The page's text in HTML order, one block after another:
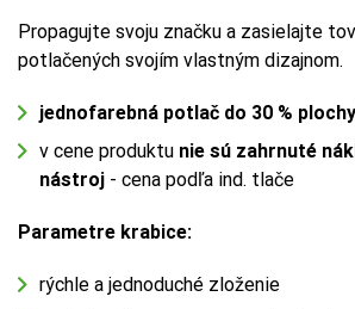
Propagujte svoju značku a zasielajte
potlačených svojím vlastným dizajnom.
jednofarebná potlač do 30 % plochy
v cene produktu nie sú zahrnuté
nástroj - cena podľa ind. tlače
Parametre krabice:
rýchle a jednoduché zloženie